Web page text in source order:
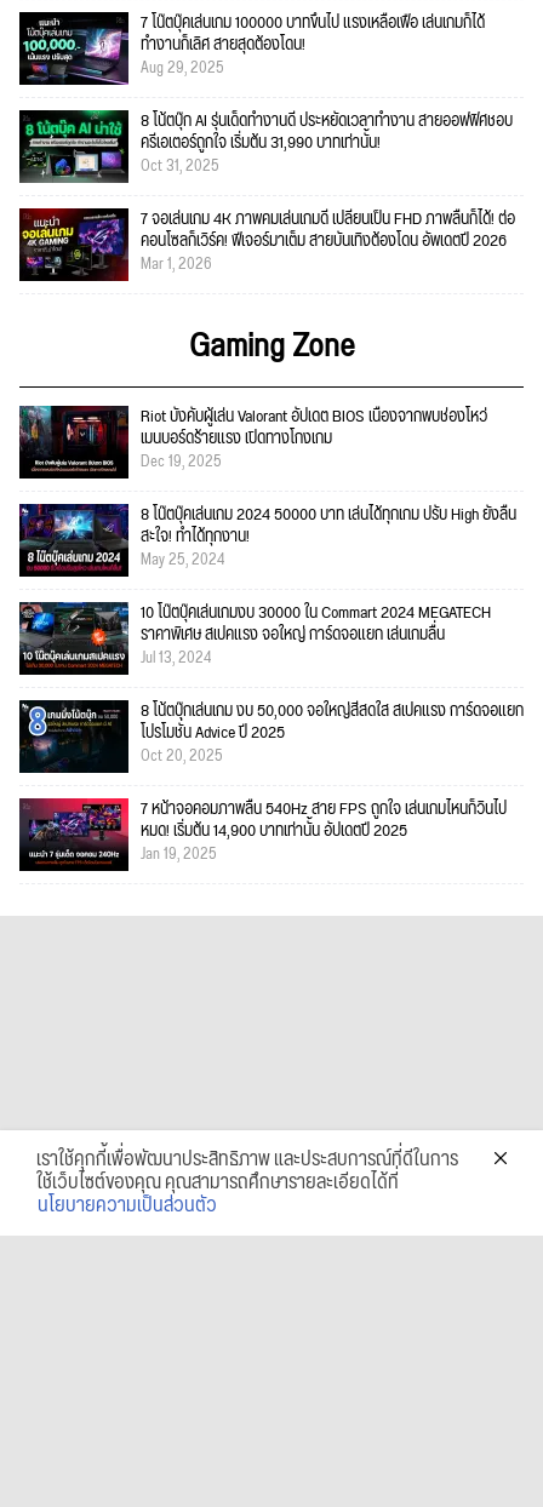
7 โน๊ตบุ๊คเล่นเกม 100000 บาทขึ้นไป แรงเหลือเฟือ เล่นเกมก็ได้
ทำงานก็เลิศ สายสุดต้องโดน!
Aug 29, 2025
8 โน้ตบุ๊ก AI รุ่นเด็ดทำงานดี ประหยัดเวลาทำงาน สายออฟฟิศชอบ
ครีเอเตอร์ถูกใจ เริ่มต้น 31,990 บาทเท่านั้น!
Oct 31, 2025
7 จอเล่นเกม 4K ภาพคมเล่นเกมดี เปลี่ยนเป็น FHD ภาพลื่นก็ได้! ต่อ
คอนโซลก็เวิร์ค! ฟีเจอร์มาเต็ม สายบันเทิงต้องโดน อัพเดตปี 2026
Mar 1, 2026
Gaming Zone
Riot บังคับผู้เล่น Valorant อัปเดต BIOS เนื่องจากพบช่องโหว่
เมนบอร์ดร้ายแรง เปิดทางโกงเกม
Dec 19, 2025
8 โน๊ตบุ๊คเล่นเกม 2024 50000 บาท เล่นได้ทุกเกม ปรับ High ยังลื่น
สะใจ! ทำได้ทุกงาน!
May 25, 2024
10 โน๊ตบุ๊คเล่นเกมงบ 30000 ใน Commart 2024 MEGATECH
ราคาพิเศษ สเปคแรง จอใหญ่ การ์ดจอแยก เล่นเกมลื่น
Jul 13, 2024
8 โน้ตบุ๊กเล่นเกม งบ 50,000 จอใหญ่สีสดใส สเปคแรง การ์ดจอแยก
โปรโมชั่น Advice ปี 2025
Oct 20, 2025
7 หน้าจอคอมภาพลื่น 540Hz สาย FPS ถูกใจ เล่นเกมไหนก็วินไป
หมด! เริ่มต้น 14,900 บาทเท่านั้น อัปเดตปี 2025
Jan 19, 2025
เราใช้คุกกี้เพื่อพัฒนาประสิทธิภาพ และประสบการณ์ที่ดีในการ
ใช้เว็บไซต์ของคุณ คุณสามารถศึกษารายละเอียดได้ที่
นโยบายความเป็นส่วนตัว